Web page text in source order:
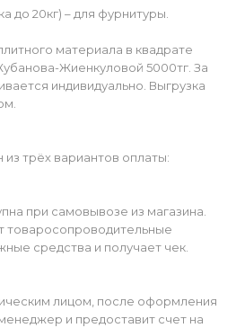
до 20кг) – для фурнитуры.
материала в квадрате
Жиенкуловой 5000тг. За
индивидуально. Выгрузка
трёх вариантов оплаты:
при самовывозе из магазина.
товаросопроводительные
средства и получает чек.
лицом, после оформления
и предоставит счет на